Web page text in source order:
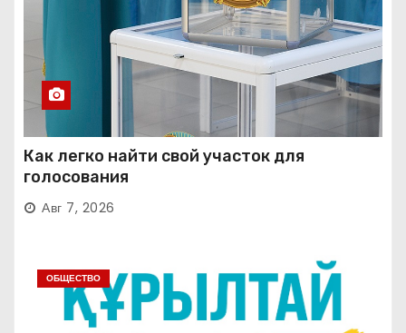
Как легко найти свой участок для
голосования
Авг 7, 2026
ОБЩЕСТВО